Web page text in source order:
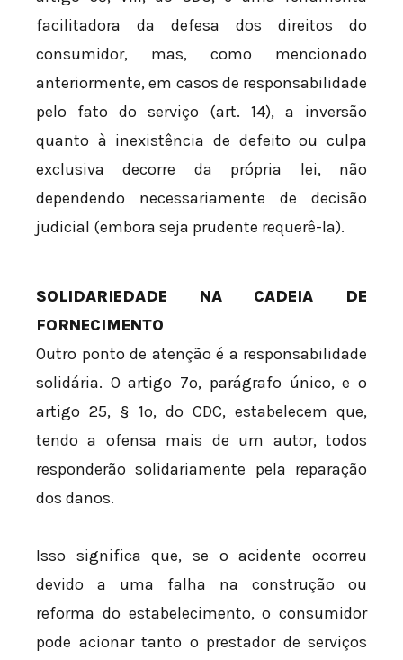
facilitadora da defesa dos direitos do
consumidor, mas, como mencionado
anteriormente, em casos de responsabilidade
pelo fato do serviço (art. 14), a inversão
quanto à inexistência de defeito ou culpa
exclusiva decorre da própria lei, não
dependendo necessariamente de decisão
judicial (embora seja prudente requerê-la).
SOLIDARIEDADE NA CADEIA DE
FORNECIMENTO
Outro ponto de atenção é a responsabilidade
solidária. O artigo 7º, parágrafo único, e o
artigo 25, § 1º, do CDC, estabelecem que,
tendo a ofensa mais de um autor, todos
responderão solidariamente pela reparação
dos danos.
Isso significa que, se o acidente ocorreu
devido a uma falha na construção ou
reforma do estabelecimento, o consumidor
pode acionar tanto o prestador de serviços